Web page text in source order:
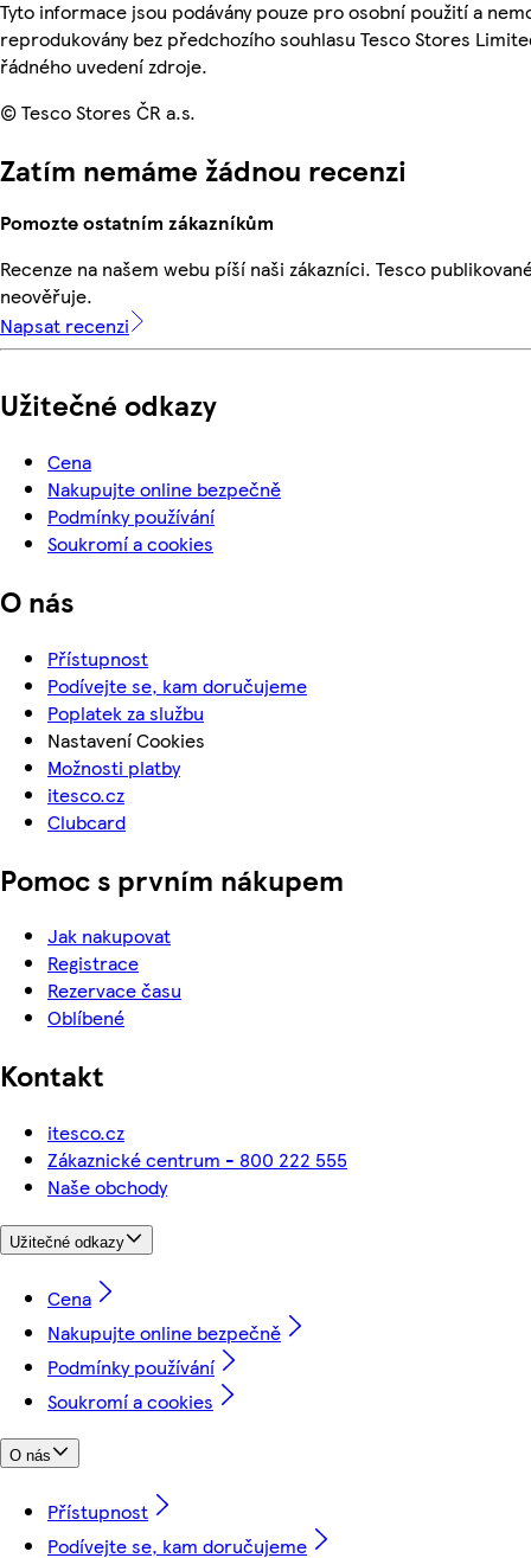
Tyto informace jsou podávány pouze pro osobní použití a
reprodukovány bez předchozího souhlasu Tesco Stores
řádného uvedení zdroje.
© Tesco Stores ČR a.s.
Zatím nemáme žádnou recenzi
Pomozte ostatním zákazníkům
Recenze na našem webu píší naši zákazníci. Tesco
neověřuje.
Napsat recenzi
Užitečné odkazy
Cena
Nakupujte online bezpečně
Podmínky používání
Soukromí a cookies
O nás
Přístupnost
Podívejte se, kam doručujeme
Poplatek za službu
Nastavení Cookies
Možnosti platby
itesco.cz
Clubcard
Pomoc s prvním nákupem
Jak nakupovat
Registrace
Rezervace času
Oblíbené
Kontakt
itesco.cz
Zákaznické centrum - 800 222 555
Naše obchody
Užitečné odkazy
Cena
Nakupujte online bezpečně
Podmínky používání
Soukromí a cookies
O nás
Přístupnost
Podívejte se, kam doručujeme